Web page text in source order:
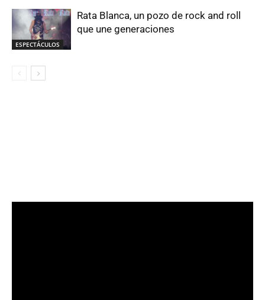
ESPECTÁCULOS
Rata Blanca, un pozo de rock and roll
que une generaciones